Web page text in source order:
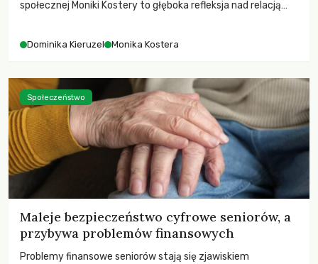
społecznej Moniki Kostery to głęboka refleksja nad relacją
Dominika Kieruzel Monika Kostera
Maleje bezpieczeństwo cyfrowe seniorów, a
przybywa problemów finansowych
Problemy finansowe seniorów stają się zjawiskiem
Społeczeństwo